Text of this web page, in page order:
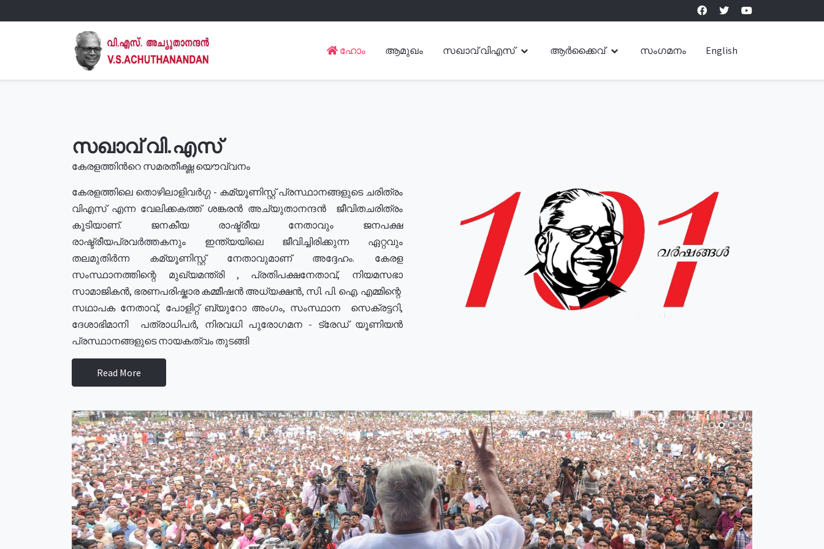
ഹോം ആമുഖം സഖാവ് വിഎസ് ആർക്കൈവ് സംഗമനം English
സഖാവ് വി.എസ്
കേരളത്തിൻറെ സമരതീക്ഷ്ണ യൌവ്വനം
കേരളത്തിലെ തൊഴിലാളിവർഗ്ഗ - കമ്യൂണിസ്റ്റ് പ്രസ്ഥാനങ്ങളുടെ ചരിത്രം
വിഎസ് എന്ന വേലിക്കകത്ത് ശങ്കരൻ അച്യുതാനന്ദൻ ജീവിതചരിത്രം
കൂടിയാണ്. ജനകീയ രാഷ്ട്രീയ നേതാവും ജനപക്ഷ
രാഷ്ട്രീയപ്രവർത്തകനും ഇന്ത്യയിലെ ജീവിച്ചിരിക്കുന്ന ഏറ്റവും
തലമുതിർന്ന കമ്യൂണിസ്റ്റ് നേതാവുമാണ് അദ്ദേഹം. കേരള
സംസ്ഥാനത്തിന്റെ മുഖ്യമന്ത്രി , പ്രതിപക്ഷനേതാവ്, നിയമസഭാ
സാമാജികൻ, ഭരണപരിഷ്കാര കമ്മീഷൻ അധ്യക്ഷൻ, സി. പി. ഐ. എമ്മിന്റെ
സഥാപക നേതാവ്, പോളിറ്റ് ബ്യുറോ അംഗം, സംസ്ഥാന സെക്രട്ടറി,
ദേശാഭിമാനി പത്രാധിപർ, നിരവധി പുരോഗമന - ട്രേഡ് യൂണിയൻ
പ്രസ്ഥാനങ്ങളുടെ നായകത്വം തുടങ്ങി
Read More